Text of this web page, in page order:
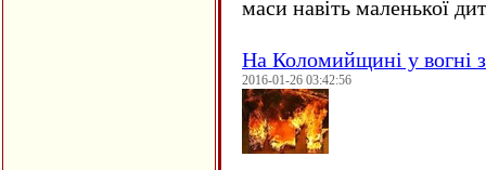
маси навіть маленької
На Коломийщині у вогні
2016-01-26 03:42:56